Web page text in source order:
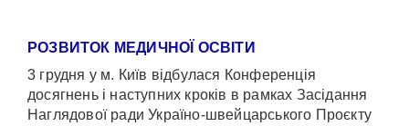
РОЗВИТОК МЕДИЧНОЇ ОСВІТИ
3 грудня у м. Київ відбулася Конференція
досягнень і наступних кроків в рамках Засідання
Наглядової ради Україно-швейцарського Проєкту